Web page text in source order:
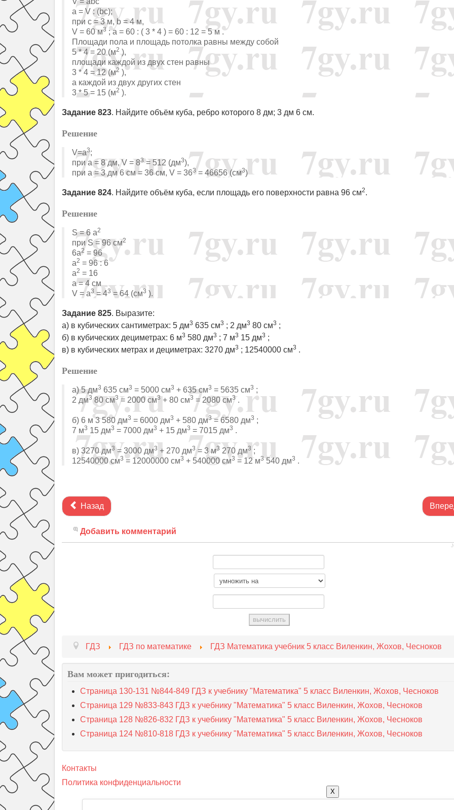
a = V : (bc);
при с = 3 м, b = 4 м,
V = 60 м3 ; а = 60 : ( 3 * 4 ) = 60 : 12 = 5 м .
Площади пола и площадь потолка равны между собой
5 * 4 = 20 (м2),
площади каждой из двух стен равны
3 * 4 = 12 (м2 ),
а каждой из двух других стен
3 * 5 = 15 (м2 ).
Задание 823. Найдите объём куба, ребро которого 8 дм; 3 дм 6 см.
Решение
V=а3;
при а = 8 дм, V = 83= 512 (дм3),
при а = 3 дм 6 см = 36 см, V = 363= 46656 (см3)
Задание 824. Найдите объём куба, если площадь его поверхности равна 96 см2.
Решение
S = 6 а2
при S = 96 см2
6а2 = 96
а2 = 96 : 6
а2 = 16
а = 4 см
V = а3= 43= 64 (см3 ).
Задание 825. Выразите:
а) в кубических сантиметрах: 5 дм3 635 см3 ; 2 дм3 80 см3 ;
б) в кубических дециметрах: 6 м3 580 дм3 ; 7 м3 15 дм3 ;
в) в кубических метрах и дециметрах: 3270 дм3 ; 12540000 см3 .
Решение
а) 5 дм3 635 см3 = 5000 см3 + 635 см3 = 5635 см3 ;
2 дм380 см3 = 2000 см3 + 80 см3 = 2080 см3.
б) 6 м 3 580 дм3 = 6000 дм3 + 580 дм3= 6580 дм3 ;
7 м3 15 дм3 = 7000 дм3 + 15 дм3 = 7015 дм3 .
в) 3270 дм3 = 3000 дм3 + 270 дм3= 3 м3 270 дм3 ;
12540000 см3 = 12000000 см3 + 540000 см3 = 12 м3540 дм3 .
Назад
Добавить комментарий
ГДЗ ГДЗ по математике ГДЗ Математика учебник 5 класс Виленкин, Жохов, Чесноков
Вам может пригодиться:
Страница 130-131 №844-849 ГДЗ к учебнику "Математика" 5 класс Виленкин, Жохов, Чесноков
Страница 129 №833-843 ГДЗ к учебнику "Математика" 5 класс Виленкин, Жохов, Чесноков
Страница 128 №826-832 ГДЗ к учебнику "Математика" 5 класс Виленкин, Жохов, Чесноков
Страница 124 №810-818 ГДЗ к учебнику "Математика" 5 класс Виленкин, Жохов, Чесноков
Контакты
Политика конфиденциальности
X